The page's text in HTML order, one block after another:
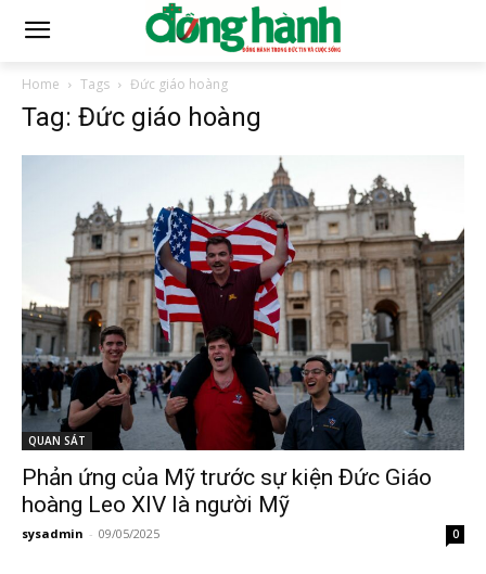
Home Tags Đức giáo hoàng
Tag: Đức giáo hoàng
QUAN SÁT
Phản ứng của Mỹ trước sự kiện Đức Giáo
hoàng Leo XIV là người Mỹ
sysadmin - 09/05/2025 0